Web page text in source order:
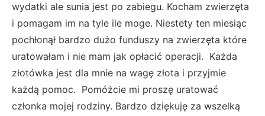
wydatki ale sunia jest po zabiegu. Kocham zwierzęta
i pomagam im na tyle ile moge. Niestety ten miesiąc
pochłonął bardzo dużo funduszy na zwierzęta które
uratowałam i nie mam jak opłacić operacji. Każda
złotówka jest dla mnie na wagę złota i przyjmie
każdą pomoc. Pomóżcie mi proszę uratować
członka mojej rodziny. Bardzo dziękuję za wszelką